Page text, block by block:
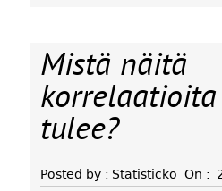
Mistä näitä
tulee?
Posted by : Statisticko On :